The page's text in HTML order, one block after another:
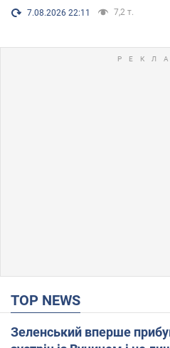
7.08.2026 22:11 7,2 т.
TOP NEWS
Зеленський вперше